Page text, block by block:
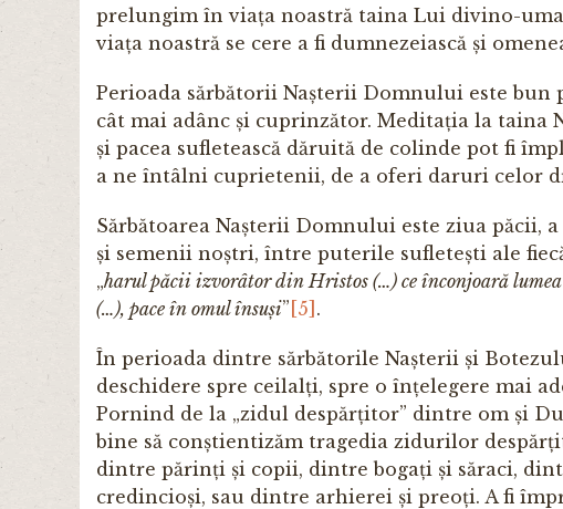
prelungim în viața noastră taina Lui divino-
viața noastră se cere a fi dumnezeiască și
Perioada sărbătorii Nașterii Domnului este
cât mai adânc și cuprinzător. Meditația la
și pacea sufletească dăruită de colinde pot fi
a ne întâlni cuprietenii, de a oferi daruri celor
Sărbătoarea Nașterii Domnului este ziua
și semenii noștri, între puterile sufletești ale
„harul păcii izvorâtor din Hristos (…) ce înconjoară lumea
(…), pace în omul însuși” [5] .
În perioada dintre sărbătorile Nașterii și
deschidere spre cei­lalți, spre o înțelegere mai
Pornind de la „zidul despărțitor” dintre om și
bine să conștientizăm tragedia zidurilor
dintre părinți și copii, dintre bo­gați și săraci,
credincioși, sau dintre arhierei și preoți. A fi